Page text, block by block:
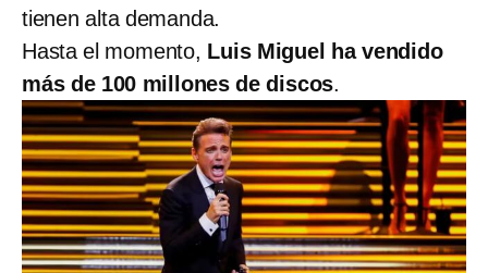
tienen alta demanda.
Hasta el momento, Luis Miguel ha vendido
más de 100 millones de discos.